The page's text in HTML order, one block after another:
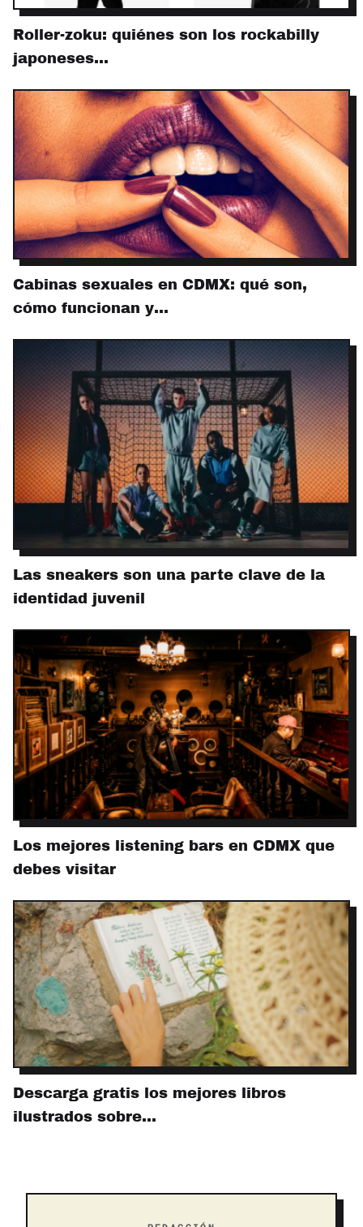
Roller-zoku: quiénes son los rockabilly
japoneses…
Cabinas sexuales en CDMX: qué son,
cómo funcionan y…
Las sneakers son una parte clave de la
identidad juvenil
Los mejores listening bars en CDMX que
debes visitar
Descarga gratis los mejores libros
ilustrados sobre…